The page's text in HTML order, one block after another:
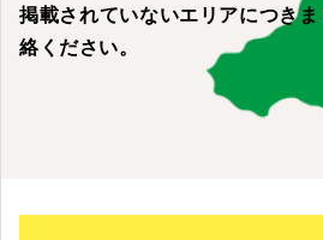
掲載されていないエリアにつき
絡ください。